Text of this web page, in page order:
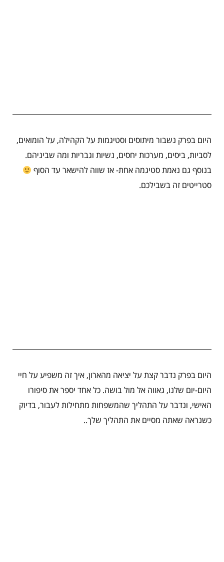
היום בפרק נשבור מיתוסים וסטיגמות על הקהילה, על הומואים,
לסביות, ביסים, מערכות יחסים, נשיות וגבריות ומה שביניהם.
בנוסף גם נאמת סטיגמה אחת- אז שווה להישאר עד הסוף
סטרייטים זה בשבילכם.
היום בפרק נדבר קצת על יציאה מהארון, איך זה משפיע על חיי
היום-יום שלנו, גאווה אל מול בושה. כל אחד יספר את סיפורו
האישי, ונדבר על התהליך שהמשפחות מתחילות לעבור, בדיוק
כשנראה שאתה מסיים את התהליך שלך..